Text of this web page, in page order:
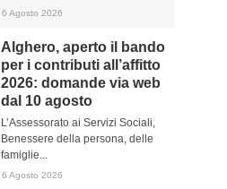
6 Agosto 2026
Alghero, aperto il bando
per i contributi all’affitto
2026: domande via web
dal 10 agosto
L’Assessorato ai Servizi Sociali,
Benessere della persona, delle
famiglie...
6 Agosto 2026